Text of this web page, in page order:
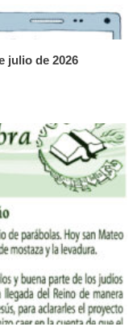
julio de 2026